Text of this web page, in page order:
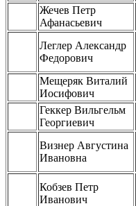
Жечев Петр
Афанасьевич
Леглер Александр
Федорович
Мещеряк Виталий
Иосифович
Геккер Вильгельм
Георгиевич
Визнер Августина
Ивановна
Кобзев Петр
Иванович